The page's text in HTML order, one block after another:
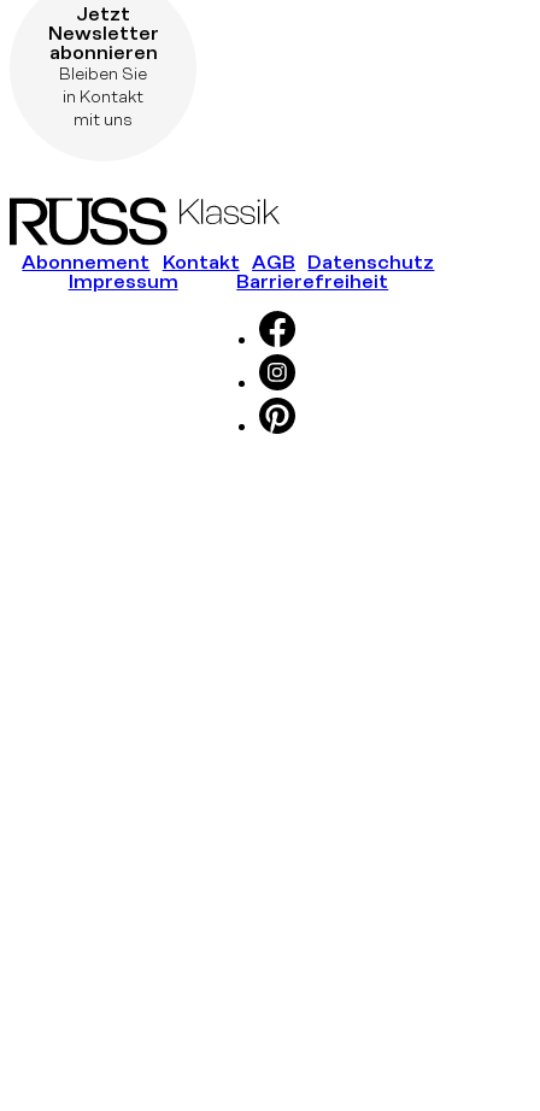
Jetzt
Newsletter
abonnieren
Bleiben Sie
in Kontakt
mit uns
Abonnement Kontakt AGB
Datenschutz
Impressum
Barrierefreiheit